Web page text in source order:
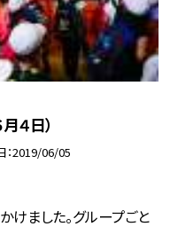
４日）
2019/06/05
けました。グループごと